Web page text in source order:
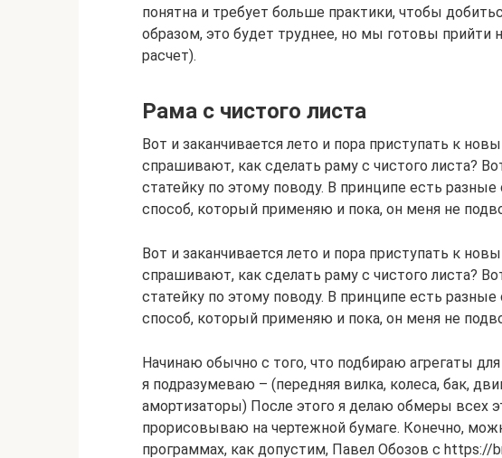
понятна и требует больше практики, чтобы
образом, это будет труднее, но мы готовы прийти
расчет).
Рама с чистого листа
Вот и заканчивается лето и пора приступать к
спрашивают, как сделать раму с чистого листа?
статейку по этому поводу. В принципе есть
способ, который применяю и пока, он меня не
Вот и заканчивается лето и пора приступать к
спрашивают, как сделать раму с чистого листа?
статейку по этому поводу. В принципе есть
способ, который применяю и пока, он меня не
Начинаю обычно с того, что подбираю агрегаты
я подразумеваю – (передняя вилка, колеса, бак,
амортизаторы) После этого я делаю обмеры всех
прорисовываю на чертежной бумаге. Конечно,
программах, как допустим, Павел Обозов с https://